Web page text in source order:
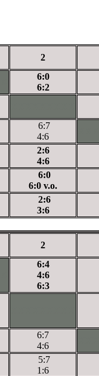
2
6:0
6:2
6:7
4:6
2:6
4:6
6:0
6:0 v.o.
2:6
3:6
2
6:4
4:6
6:3
6:7
4:6
5:7
1:6